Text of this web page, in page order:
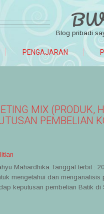
Blog pribadi
PENGAJARAN
MIX (PRODUK,
PEMBELIAN
Mahardhika Tanggal terbit :
mengetahui dan menganalisis
keputusan pembelian Batik di